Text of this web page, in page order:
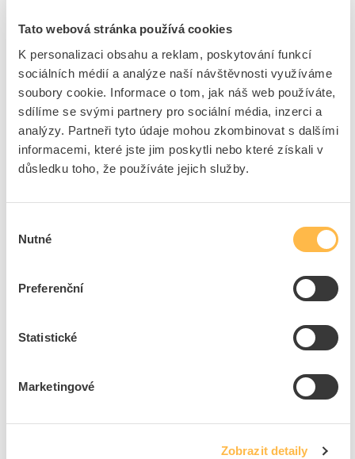
Tato webová stránka používá cookies
K personalizaci obsahu a reklam, poskytování funkcí
sociálních médií a analýze naší návštěvnosti využíváme
soubory cookie. Informace o tom, jak náš web používáte,
sdílíme se svými partnery pro sociální média, inzerci a
analýzy. Partneři tyto údaje mohou zkombinovat s dalšími
informacemi, které jste jim poskytli nebo které získali v
důsledku toho, že používáte jejich služby.
souhlasu
Nutné
Preferenční
Statistické
Marketingové
Zobrazit detaily
PANLUX Svítidlo LED MODENA 50W 5000lm
4000K reflektor IP65
Kód ELFETEX
11.099.953
EAN
8595216617552
Značka
PANLUX
Dostupnost na pobočce
PANLUX Svítidlo LED MODENA 30W 3000lm